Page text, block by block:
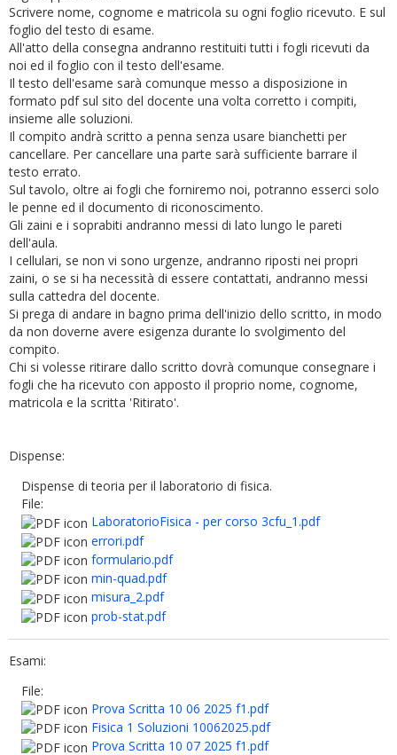
Scrivere nome, cognome e matricola su ogni foglio ricevuto. E sul
foglio del testo di esame.
All'atto della consegna andranno restituiti tutti i fogli ricevuti da
noi ed il foglio con il testo dell'esame.
Il testo dell'esame sarà comunque messo a disposizione in
formato pdf sul sito del docente una volta corretto i compiti,
insieme alle soluzioni.
Il compito andrà scritto a penna senza usare bianchetti per
cancellare. Per cancellare una parte sarà sufficiente barrare il
testo errato.
Sul tavolo, oltre ai fogli che forniremo noi, potranno esserci solo
le penne ed il documento di riconoscimento.
Gli zaini e i soprabiti andranno messi di lato lungo le pareti
dell'aula.
I cellulari, se non vi sono urgenze, andranno riposti nei propri
zaini, o se si ha necessità di essere contattati, andranno messi
sulla cattedra del docente.
Si prega di andare in bagno prima dell'inizio dello scritto, in modo
da non doverne avere esigenza durante lo svolgimento del
compito.
Chi si volesse ritirare dallo scritto dovrà comunque consegnare i
fogli che ha ricevuto con apposto il proprio nome, cognome,
matricola e la scritta 'Ritirato'.
Dispense:
Dispense di teoria per il laboratorio di fisica.
File:
LaboratorioFisica - per corso 3cfu_1.pdf
errori.pdf
formulario.pdf
min-quad.pdf
misura_2.pdf
prob-stat.pdf
Esami:
File:
Prova Scritta 10 06 2025 f1.pdf
Fisica 1 Soluzioni 10062025.pdf
Prova Scritta 10 07 2025 f1.pdf